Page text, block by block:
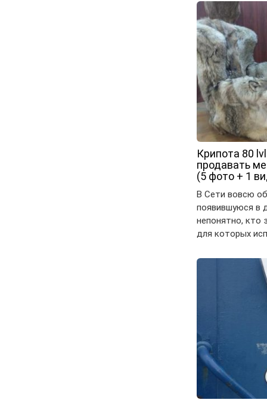
Крипота 80
продавать
(5 фото + 1
В Сети вовсю
появившуюся в
непонятно, кто
для которых